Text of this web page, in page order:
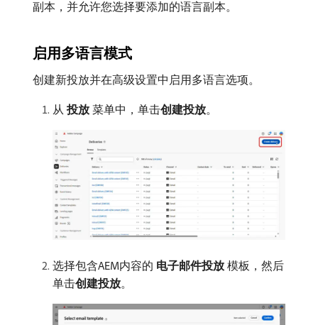
副本，并允许您选择要添加的语言副本。
启用多语言模式
创建新投放并在高级设置中启用多语言选项。
从​ 投放 ​菜单中，单击​创建投放。
选择包含AEM内容的​ 电子邮件投放 ​模板，然后
单击​创建投放。